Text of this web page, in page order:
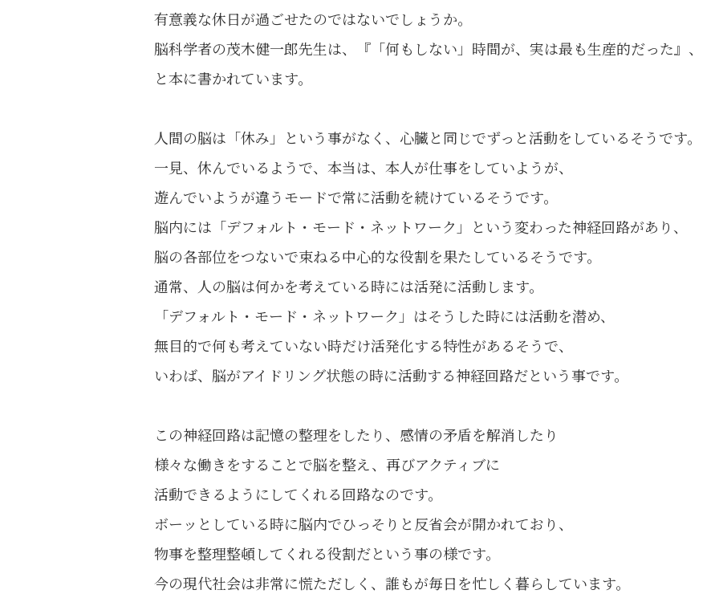
有意義な休日が過ごせたのではないでしょうか。
脳科学者の茂木健一郎先生は、『「何もしない」時間が、実は最も生産的だった』、
と本に書かれています。
人間の脳は「休み」という事がなく、心臓と同じでずっと活動をしているそうです。
一見、休んでいるようで、本当は、本人が仕事をしていようが、
遊んでいようが違うモードで常に活動を続けているそうです。
脳内には「デフォルト・モード・ネットワーク」という変わった神経回路があり、
脳の各部位をつないで束ねる中心的な役割を果たしているそうです。
通常、人の脳は何かを考えている時には活発に活動します。
「デフォルト・モード・ネットワーク」はそうした時には活動を潜め、
無目的で何も考えていない時だけ活発化する特性があるそうで、
いわば、脳がアイドリング状態の時に活動する神経回路だという事です。
この神経回路は記憶の整理をしたり、感情の矛盾を解消したり
様々な働きをすることで脳を整え、再びアクティブに
活動できるようにしてくれる回路なのです。
ボーッとしている時に脳内でひっそりと反省会が開かれており、
物事を整理整頓してくれる役割だという事の様です。
今の現代社会は非常に慌ただしく、誰もが毎日を忙しく暮らしています。